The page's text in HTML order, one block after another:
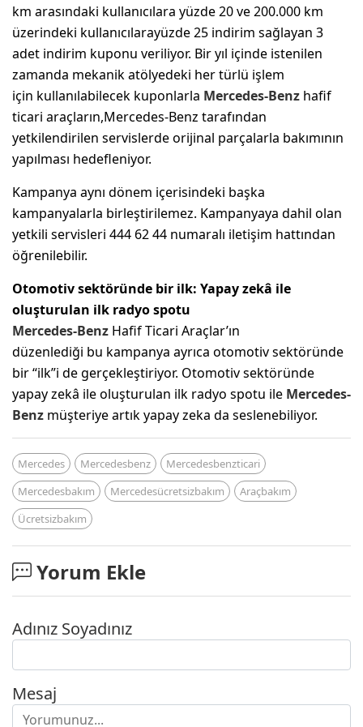
km arasındaki kullanıcılara yüzde 20 ve 200.000 km
üzerindeki kullanıcılarayüzde 25 indirim sağlayan 3
adet indirim kuponu veriliyor. Bir yıl içinde istenilen
zamanda mekanik atölyedeki her türlü işlem
için kullanılabilecek kuponlarla Mercedes-Benz hafif
ticari araçların,Mercedes-Benz tarafından
yetkilendirilen servislerde orijinal parçalarla bakımının
yapılması hedefleniyor.
Kampanya aynı dönem içerisindeki başka
kampanyalarla birleştirilemez. Kampanyaya dahil olan
yetkili servisleri 444 62 44 numaralı iletişim hattından
öğrenilebilir.
Otomotiv sektöründe bir ilk: Yapay zekâ ile
oluşturulan ilk radyo spotu
Mercedes-Benz Hafif Ticari Araçlar’ın
düzenlediği bu kampanya ayrıca otomotiv sektöründe
bir “ilk”i de gerçekleştiriyor. Otomotiv sektöründe
yapay zekâ ile oluşturulan ilk radyo spotu ile Mercedes-
Benz müşteriye artık yapay zeka da seslenebiliyor.
Mercedes Mercedesbenz
Mercedesbenzticari
Mercedesbakım
Mercedesücretsizbakım
Araçbakım
Ücretsizbakım
Yorum Ekle
Adınız Soyadınız
Mesaj